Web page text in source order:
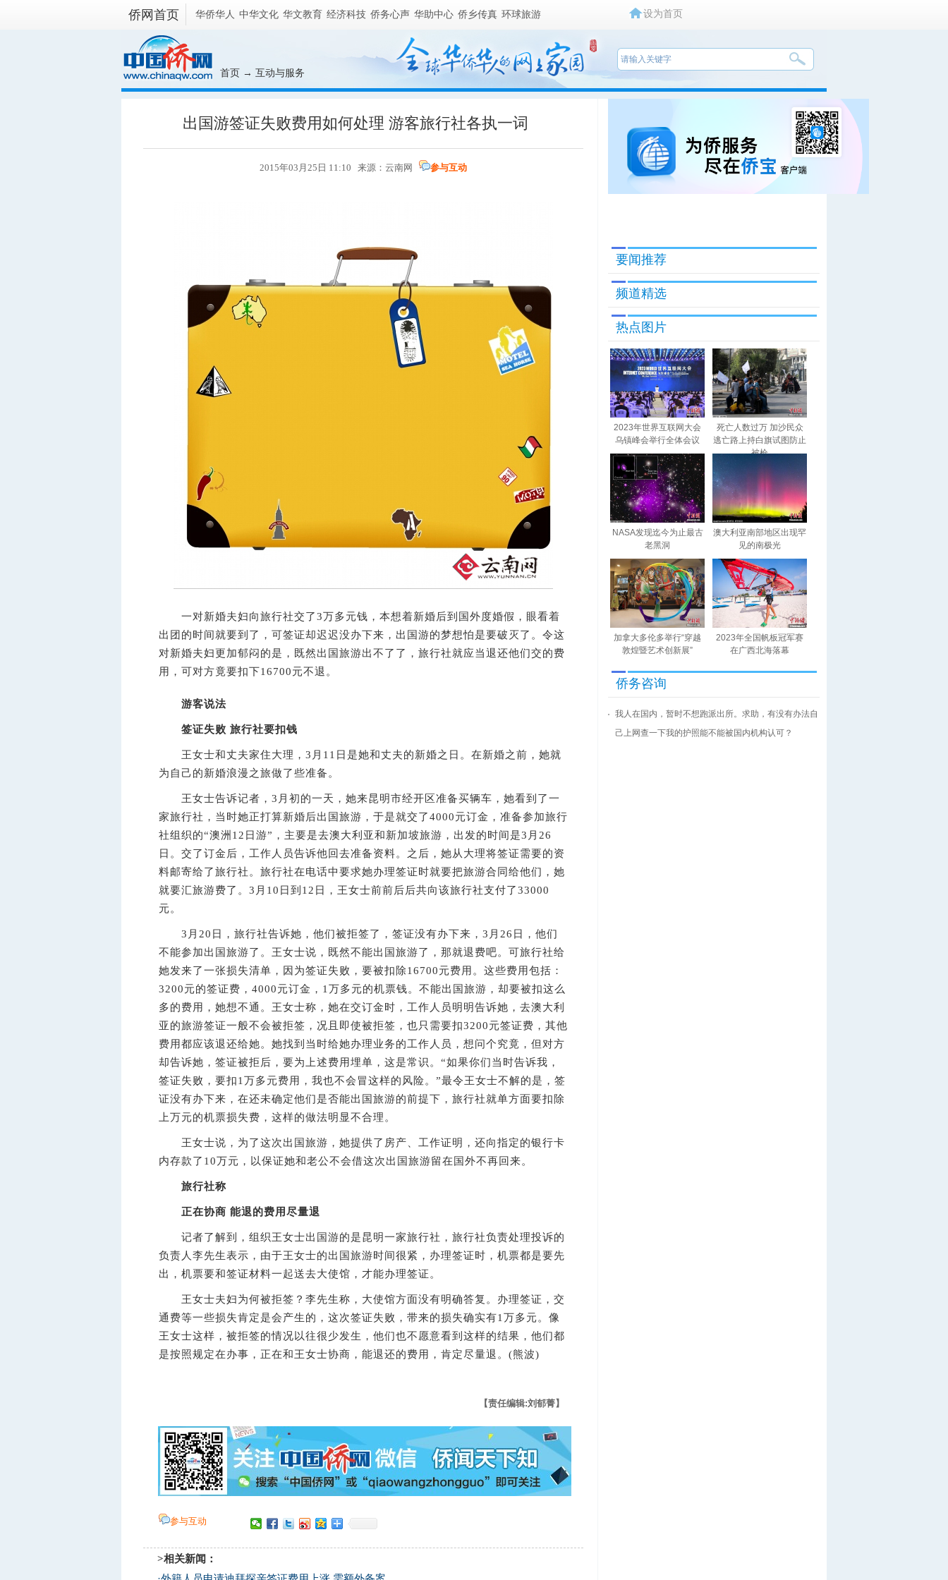
侨网首页 华侨华人 中华文化 华文教育 经济科技 侨务心声 华助中心 侨乡传真 环球旅游 设为首页
首页 → 互动与服务
出国游签证失败费用如何处理 游客旅行社各执一词
2015年03月25日 11:10 来源：云南网 参与互动
一对新婚夫妇向旅行社交了3万多元钱，本想着新婚后到国外度婚假，眼看着
出团的时间就要到了，可签证却迟迟没办下来，出国游的梦想怕是要破灭了。令这
对新婚夫妇更加郁闷的是，既然出国旅游出不了了，旅行社就应当退还他们交的费
用，可对方竟要扣下16700元不退。
游客说法
签证失败 旅行社要扣钱
王女士和丈夫家住大理，3月11日是她和丈夫的新婚之日。在新婚之前，她就
为自己的新婚浪漫之旅做了些准备。
王女士告诉记者，3月初的一天，她来昆明市经开区准备买辆车，她看到了一
家旅行社，当时她正打算新婚后出国旅游，于是就交了4000元订金，准备参加旅行
社组织的“澳洲12日游”，主要是去澳大利亚和新加坡旅游，出发的时间是3月26
日。交了订金后，工作人员告诉他回去准备资料。之后，她从大理将签证需要的资
料邮寄给了旅行社。旅行社在电话中要求她办理签证时就要把旅游合同给他们，她
就要汇旅游费了。3月10日到12日，王女士前前后后共向该旅行社支付了33000
元。
3月20日，旅行社告诉她，他们被拒签了，签证没有办下来，3月26日，他们
不能参加出国旅游了。王女士说，既然不能出国旅游了，那就退费吧。可旅行社给
她发来了一张损失清单，因为签证失败，要被扣除16700元费用。这些费用包括：
3200元的签证费，4000元订金，1万多元的机票钱。不能出国旅游，却要被扣这么
多的费用，她想不通。王女士称，她在交订金时，工作人员明明告诉她，去澳大利
亚的旅游签证一般不会被拒签，况且即使被拒签，也只需要扣3200元签证费，其他
费用都应该退还给她。她找到当时给她办理业务的工作人员，想问个究竟，但对方
却告诉她，签证被拒后，要为上述费用埋单，这是常识。“如果你们当时告诉我，
签证失败，要扣1万多元费用，我也不会冒这样的风险。”最令王女士不解的是，签
证没有办下来，在还未确定他们是否能出国旅游的前提下，旅行社就单方面要扣除
上万元的机票损失费，这样的做法明显不合理。
王女士说，为了这次出国旅游，她提供了房产、工作证明，还向指定的银行卡
内存款了10万元，以保证她和老公不会借这次出国旅游留在国外不再回来。
旅行社称
正在协商 能退的费用尽量退
记者了解到，组织王女士出国游的是昆明一家旅行社，旅行社负责处理投诉的
负责人李先生表示，由于王女士的出国旅游时间很紧，办理签证时，机票都是要先
出，机票要和签证材料一起送去大使馆，才能办理签证。
王女士夫妇为何被拒签？李先生称，大使馆方面没有明确答复。办理签证，交
通费等一些损失肯定是会产生的，这次签证失败，带来的损失确实有1万多元。像
王女士这样，被拒签的情况以往很少发生，他们也不愿意看到这样的结果，他们都
是按照规定在办事，正在和王女士协商，能退还的费用，肯定尽量退。(熊波)
【责任编辑:刘郁菁】
参与互动
>相关新闻：
要闻推荐
频道精选
热点图片
2023年世界互联网大会
乌镇峰会举行全体会议
死亡人数过万 加沙民众
逃亡路上持白旗试图防止
被枪
NASA发现迄今为止最古
老黑洞
澳大利亚南部地区出现罕
见的南极光
加拿大多伦多举行“穿越
敦煌暨艺术创新展”
2023年全国帆板冠军赛
在广西北海落幕
侨务咨询
我人在国内，暂时不想跑派出所。求助，有没有办法自
己上网查一下我的护照能不能被国内机构认可？